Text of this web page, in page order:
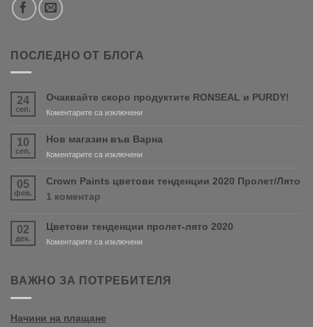
ПОСЛЕДНО ОТ БЛОГА
24
сеп.
Очаквайте скоро продуктите RONSEAL и PURDY!
Коментарите са изключениза
скоро
RONSEAL
PURDY!
10
сеп.
Нов магазин във Варна
Коментарите са изключениза
магазин
05
фев.
Crown Paints цветови тенденции 2020 Пролет/Лято
1 коментар
цветови
тенденции
Лято
02
дек.
Цветови тенденции пролет-лято 2020
Коментарите са изключениза
пролет-
ВАЖНО ЗА ПОТРЕБИТЕЛЯ
Начини на плащане